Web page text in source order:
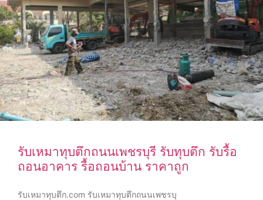
รับเหมาทุบตึกถนนเพชรบุรี รับทุบตึก รับรื้อ
ถอนอาคาร รื้อถอนบ้าน ราคาถูก
รับเหมาทุบตึก.com รับเหมาทุบตึกถนนเพชรบุ